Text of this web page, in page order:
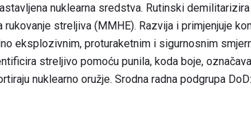
nuklearna sredstva. Rutinski
rukovanje streljiva (MMHE). Razvija i primjenjuje
eksplozivnim, proturaketnim i sigurnosnim
streljivo pomoću punila, koda boje,
nuklearno oružje. Srodna radna podgrupa